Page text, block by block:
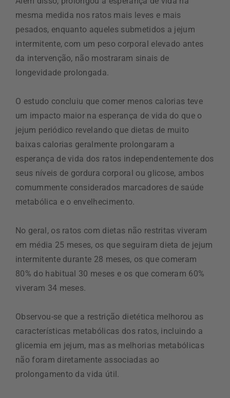
mesma medida nos ratos mais leves e mais
pesados, enquanto aqueles submetidos a jejum
intermitente, com um peso corporal elevado antes
da intervenção, não mostraram sinais de
longevidade prolongada.
O estudo concluiu que comer menos calorias teve
um impacto maior na esperança de vida do que o
jejum periódico revelando que dietas de muito
baixas calorias geralmente prolongaram a
esperança de vida dos ratos independentemente dos
seus níveis de gordura corporal ou glicose, ambos
comummente considerados marcadores de saúde
metabólica e o envelhecimento.
No geral, os ratos com dietas não restritas viveram
em média 25 meses, os que seguiram dieta de jejum
intermitente durante 28 meses, os que comeram
80% do habitual 30 meses e os que comeram 60%
viveram 34 meses.
Observou-se que a restrição dietética melhorou as
características metabólicas dos ratos, incluindo a
glicemia em jejum, mas as melhorias metabólicas
não foram diretamente associadas ao
prolongamento da vida útil.